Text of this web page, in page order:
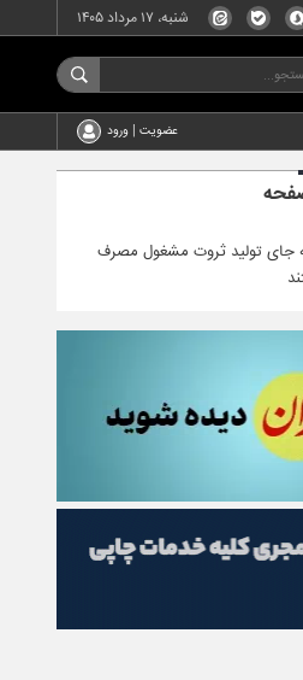
شنبه، ۱۷ مرداد ۱۴۰۵
عضویت | ورود
جای تولید ثروت مشغول مصرف